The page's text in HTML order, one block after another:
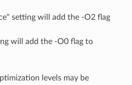
setting will add the -O2 flag
will add the -O0 flag to
levels may be